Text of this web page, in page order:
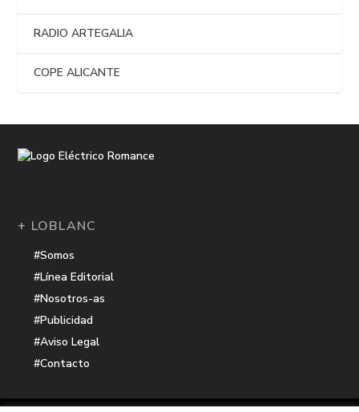
RADIO ARTEGALIA
COPE ALICANTE
+ LOBLANC
#Somos
#Línea Editorial
#Nosotros-as
#Publicidad
#Aviso Legal
#Contacto